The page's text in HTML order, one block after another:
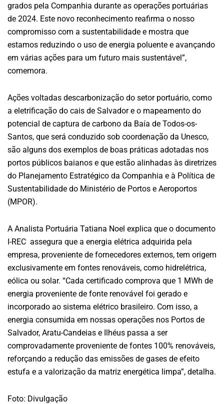
grados pela Companhia durante as operações portuárias
de 2024. Este novo reconhecimento reafirma o nosso
compromisso com a sustentabilidade e mostra que
estamos reduzindo o uso de energia poluente e avançando
em várias ações para um futuro mais sustentável”,
comemora.
Ações voltadas descarbonização do setor portuário, como
a eletrificação do cais de Salvador e o mapeamento do
potencial de captura de carbono da Baía de Todos-os-
Santos, que será conduzido sob coordenação da Unesco,
são alguns dos exemplos de boas práticas adotadas nos
portos públicos baianos e que estão alinhadas às diretrizes
do Planejamento Estratégico da Companhia e à Política de
Sustentabilidade do Ministério de Portos e Aeroportos
(MPOR).
A Analista Portuária Tatiana Noel explica que o documento
I-REC assegura que a energia elétrica adquirida pela
empresa, proveniente de fornecedores externos, tem origem
exclusivamente em fontes renováveis, como hidrelétrica,
eólica ou solar. “Cada certificado comprova que 1 MWh de
energia proveniente de fonte renovável foi gerado e
incorporado ao sistema elétrico brasileiro. Com isso, a
energia consumida em nossas operações nos Portos de
Salvador, Aratu-Candeias e Ilhéus passa a ser
comprovadamente proveniente de fontes 100% renováveis,
reforçando a redução das emissões de gases de efeito
estufa e a valorização da matriz energética limpa”, detalha.
Foto: Divulgação